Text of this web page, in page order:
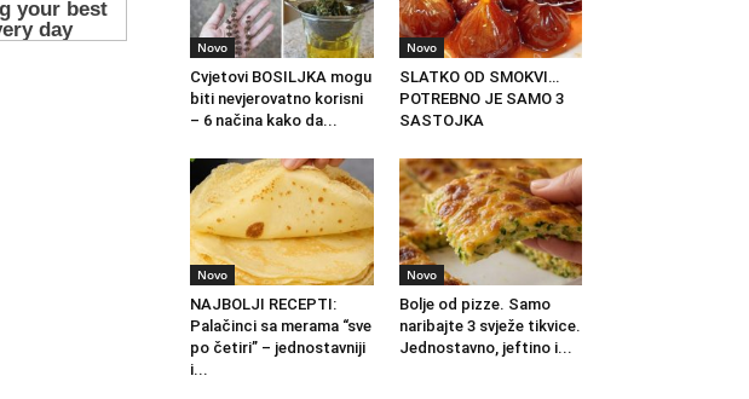
Novo
Cvjetovi BOSILJKA mogu
biti nevjerovatno korisni
– 6 načina kako da...
Novo
SLATKO OD SMOKVI…
POTREBNO JE SAMO 3
SASTOJKA
Novo
NAJBOLJI RECEPTI:
Palačinci sa merama “sve
po četiri” – jednostavniji
i...
Novo
Bolje od pizze. Samo
naribajte 3 svježe tikvice.
Jednostavno, jeftino i...